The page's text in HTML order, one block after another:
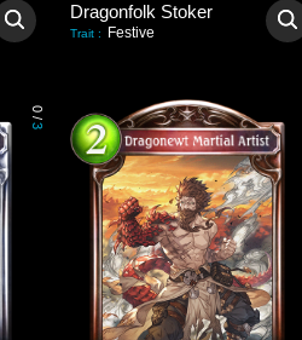
Dragonfolk Stoker
Trait : Festive
0
/
3